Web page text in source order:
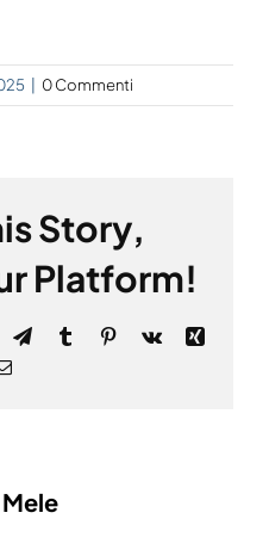
0 Commenti
Story,
Platform!
TelegramTumblrPinterest
Vk
Xing
Email